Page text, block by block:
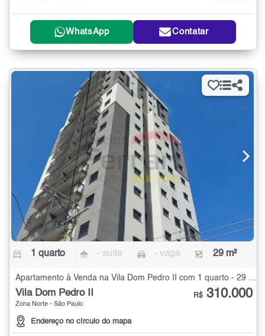
WhatsApp Contatar
1 quarto - suíte - vaga 29 m²
Vila Dom Pedro II
Zona Norte - São Paulo
Endereço no círculo do mapa
R$ 310.000